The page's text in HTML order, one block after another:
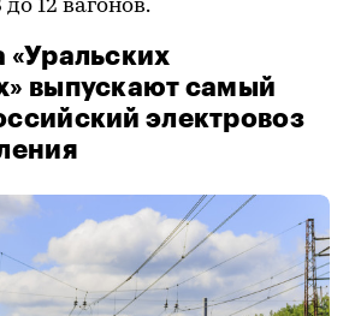
12 вагонов.
выпускают самый
электровоз